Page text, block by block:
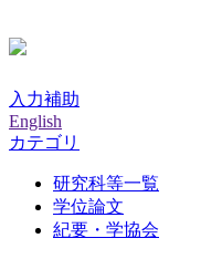
入力補助
English
カテゴリ
研究科等一覧
学位論文
紀要・学協会